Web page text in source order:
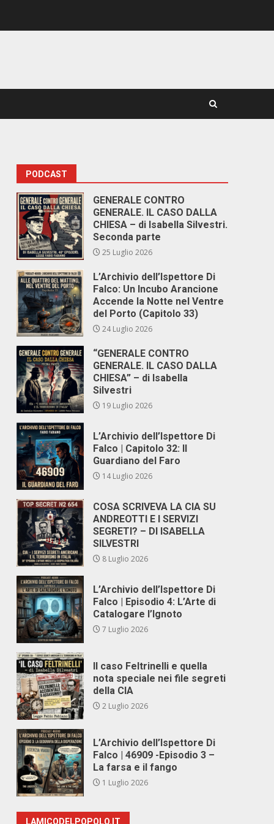
PODCAST
GENERALE CONTRO
GENERALE. IL CASO DALLA
CHIESA – di Isabella Silvestri.
Seconda parte
25 Luglio 2026
L’Archivio dell’Ispettore Di
Falco: Un Incubo Arancione
Accende la Notte nel Ventre
del Porto (Capitolo 33)
24 Luglio 2026
“GENERALE CONTRO
GENERALE. IL CASO DALLA
CHIESA” – di Isabella
Silvestri
19 Luglio 2026
L’Archivio dell’Ispettore Di
Falco | Capitolo 32: Il
Guardiano del Faro
14 Luglio 2026
COSA SCRIVEVA LA CIA SU
ANDREOTTI E I SERVIZI
SEGRETI? – DI ISABELLA
SILVESTRI
8 Luglio 2026
L’Archivio dell’Ispettore Di
Falco | Episodio 4: L’Arte di
Catalogare l’Ignoto
7 Luglio 2026
Il caso Feltrinelli e quella
nota speciale nei file segreti
della CIA
2 Luglio 2026
L’Archivio dell’Ispettore Di
Falco | 46909 -Episodio 3 –
La farsa e il fango
1 Luglio 2026
LAMICODELPOPOLO.IT